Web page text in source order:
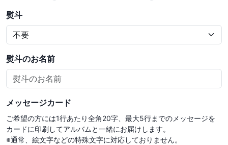
熨斗
熨斗のお名前
メッセージカード
ご希望の方には1行あたり全角20字、最大5行までのメッセージを
カードに印刷してアルバムと一緒にお届けします。
※通常、絵文字などの特殊文字に対応しておりません。